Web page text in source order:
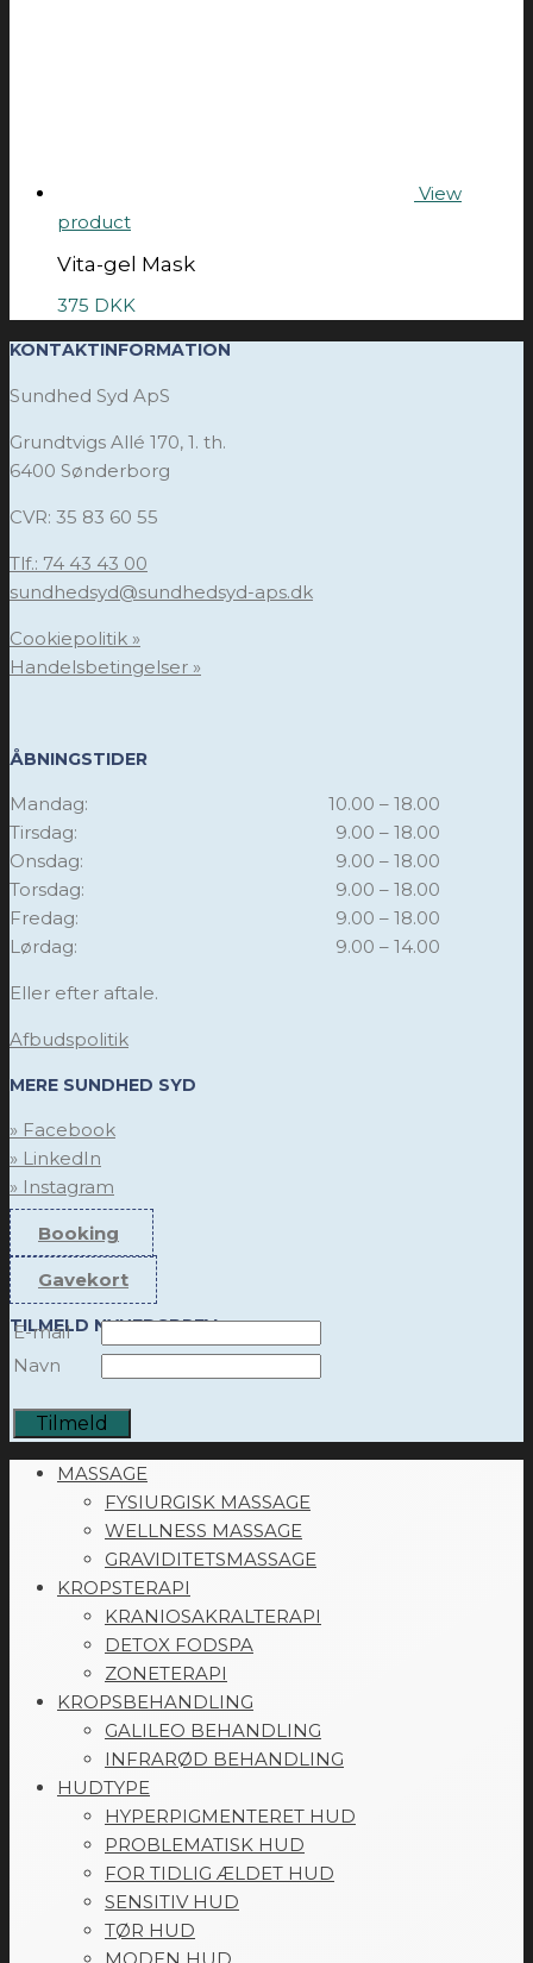
View
product
Vita-gel Mask
375 DKK
KONTAKTINFORMATION
Sundhed Syd ApS
Grundtvigs Allé 170, 1. th.
6400 Sønderborg
CVR: 35 83 60 55
Tlf.: 74 43 43 00
sundhedsyd@sundhedsyd-aps.dk
Cookiepolitik »
Handelsbetingelser »
ÅBNINGSTIDER
Mandag:
10.00 – 18.00
Tirsdag:
9.00 – 18.00
Onsdag:
9.00 – 18.00
Torsdag:
9.00 – 18.00
Fredag:
9.00 – 18.00
Lørdag:
9.00 – 14.00
Eller efter aftale.
Afbudspolitik
MERE SUNDHED SYD
» Facebook
» LinkedIn
» Instagram
Booking
Gavekort
TILMELD NYHEDSBREV
E-mail
Navn
MASSAGE
FYSIURGISK MASSAGE
WELLNESS MASSAGE
GRAVIDITETSMASSAGE
KROPSTERAPI
KRANIOSAKRALTERAPI
DETOX FODSPA
ZONETERAPI
KROPSBEHANDLING
GALILEO BEHANDLING
INFRARØD BEHANDLING
HUDTYPE
HYPERPIGMENTERET HUD
PROBLEMATISK HUD
FOR TIDLIG ÆLDET HUD
SENSITIV HUD
TØR HUD
MODEN HUD